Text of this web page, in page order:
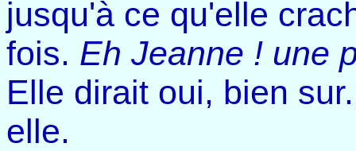
jusqu'à ce qu'elle
fois. Eh Jeanne ! une
Elle dirait oui, bien
elle.